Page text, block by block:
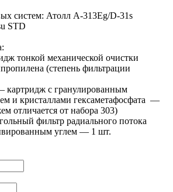
систем: Атолл А-313Eg/D-31s
STD
тонкой механической очистки
(степень фильтрации
картридж с гранулированным
и кристаллами гексаметафосфата —
отличается от набора 303)
фильтр радиального потока
углем — 1 шт.